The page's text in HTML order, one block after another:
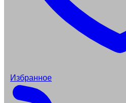
Избранное